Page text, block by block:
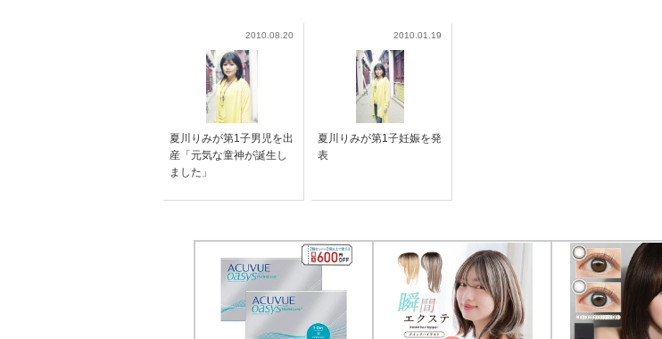
2010.08.20
夏川りみが第1子男児を出
産「元気な童神が誕生し
ました」
2010.01.19
夏川りみが第1子妊娠を発
表